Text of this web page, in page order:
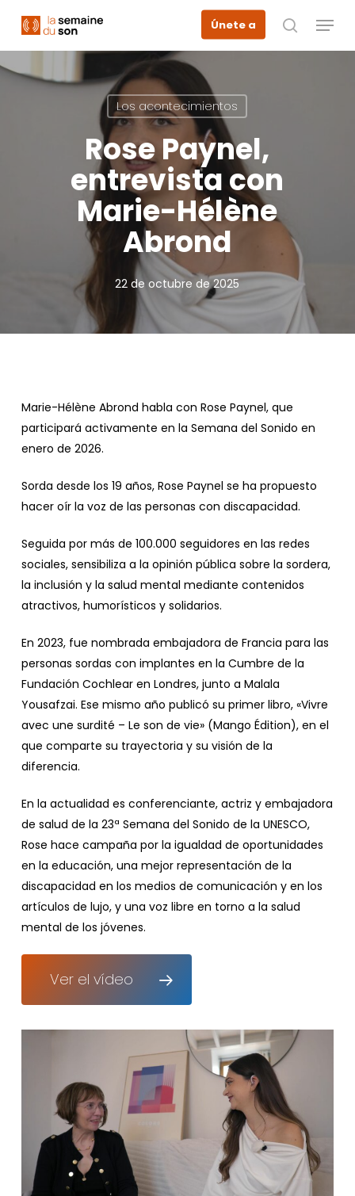
main
content
Únete a
busque en
Menu
Los acontecimientos
Rose Paynel,
entrevista con
Marie-Hélène
Abrond
22 de octubre de 2025
Marie-Hélène Abrond habla con Rose Paynel, que
participará activamente en la Semana del Sonido en
enero de 2026.
Sorda desde los 19 años, Rose Paynel se ha propuesto
hacer oír la voz de las personas con discapacidad.
Seguida por más de 100.000 seguidores en las redes
sociales, sensibiliza a la opinión pública sobre la sordera,
la inclusión y la salud mental mediante contenidos
atractivos, humorísticos y solidarios.
En 2023, fue nombrada embajadora de Francia para las
personas sordas con implantes en la Cumbre de la
Fundación Cochlear en Londres, junto a Malala
Yousafzai. Ese mismo año publicó su primer libro, «Vivre
avec une surdité – Le son de vie» (Mango Édition), en el
que comparte su trayectoria y su visión de la
diferencia.
En la actualidad es conferenciante, actriz y embajadora
de salud de la 23ª Semana del Sonido de la UNESCO,
Rose hace campaña por la igualdad de oportunidades
en la educación, una mejor representación de la
discapacidad en los medios de comunicación y en los
artículos de lujo, y una voz libre en torno a la salud
mental de los jóvenes.
Ver el vídeo